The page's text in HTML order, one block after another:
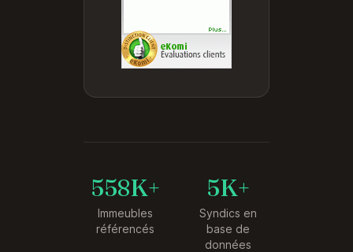
558K+
Immeubles
référencés
5K+
Syndics en
base de
données